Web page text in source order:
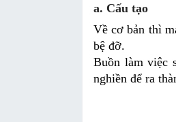
a. Cấu tạo
Về cơ bản thì
bệ đỡ.
Buồn làm việc
nghiền để ra